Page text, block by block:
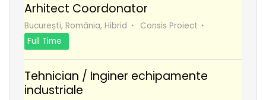
Arhitect Coordonator
București, România, Hibrid
Consis Proiect
Full Time
Tehnician / Inginer echipamente
industriale